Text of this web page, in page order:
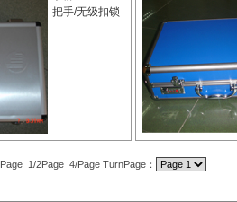
把手/无级扣锁
Page 1/2Page 4/Page TurnPage：